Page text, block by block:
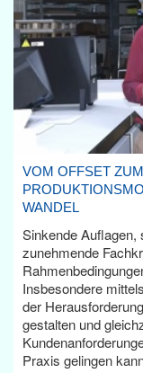
VOM OFFSET
WANDEL
Sinkende Auflagen,
zunehmende
Insbesondere
der
gestalten und
Praxis gelingen